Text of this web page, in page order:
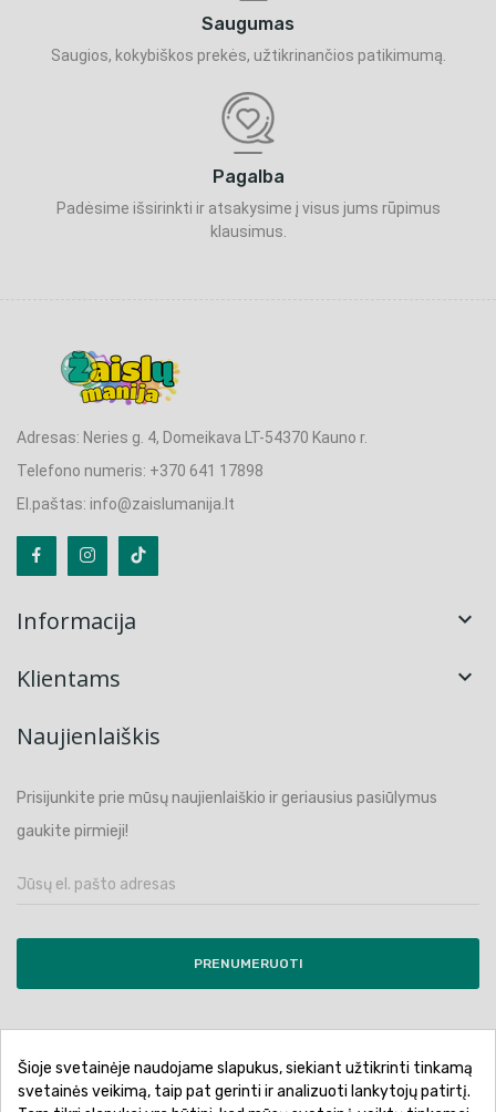
Saugumas
Saugios, kokybiškos prekės, užtikrinančios patikimumą.
Pagalba
Padėsime išsirinkti ir atsakysime į visus jums rūpimus
klausimus.
Adresas: Neries g. 4, Domeikava LT-54370 Kauno r.
Telefono numeris: +370 641 17898
El.paštas: info@zaislumanija.lt
Informacija 
Klientams 
Naujienlaiškis
Prisijunkite prie mūsų naujienlaiškio ir geriausius pasiūlymus
gaukite pirmieji!
PRENUMERUOTI
Pirkimo sąlygos ir taisyklės
Privatumo politika
Šioje svetainėje naudojame slapukus, siekiant užtikrinti tinkamą
svetainės veikimą, taip pat gerinti ir analizuoti lankytojų patirtį.